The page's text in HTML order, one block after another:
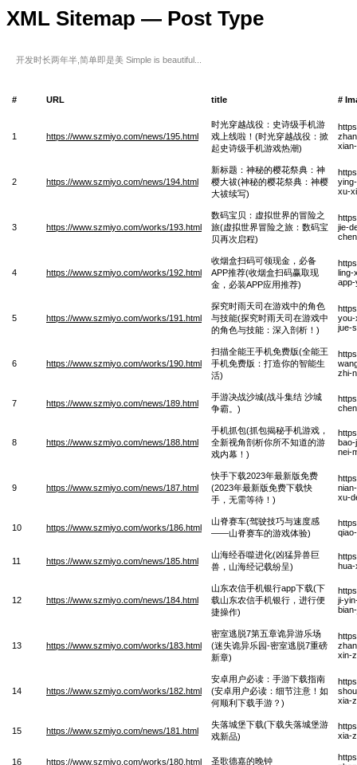
XML Sitemap — Post Type
开发时长两年半,简单即是美 Simple is beautiful...
# URL title #
1 https://www.szmiyo.com/news/195.html
时光穿越战役：史诗级手机游
戏上线啦！(时光穿越战役：掀
起史诗级手机游戏热潮)
2 https://www.szmiyo.com/news/194.html
新标题：神秘的樱花祭典：神
樱大祓(神秘的樱花祭典：神樱
大祓续写)
xu-
3 https://www.szmiyo.com/works/193.html
数码宝贝：虚拟世界的冒险之
旅(虚拟世界冒险之旅：数码宝
贝再次启程)
jie-
4 https://www.szmiyo.com/works/192.html
收烟盒扫码可领现金，必备
APP推荐(收烟盒扫码赢取现
金，必装APP应用推荐)
ling-
app-
5 https://www.szmiyo.com/works/191.html
探究时雨天司在游戏中的角色
与技能(探究时雨天司在游戏中
的角色与技能：深入剖析！)
you-
jue-
6 https://www.szmiyo.com/works/190.html
扫描全能王手机免费版(全能王
手机免费版：打造你的智能生
活)
zhi-
7 https://www.szmiyo.com/news/189.html
手游决战沙城(战斗集结 沙城
争霸。)
8 https://www.szmiyo.com/news/188.html
手机抓包(抓包揭秘手机游戏，
全新视角剖析你所不知道的游
戏内幕！)
nei-
9 https://www.szmiyo.com/news/187.html
快手下载2023年最新版免费
(2023年最新版免费下载快
手，无需等待！)
xu-
10 https://www.szmiyo.com/works/186.html
山脊赛车(驾驶技巧与速度感
——山脊赛车的游戏体验)
11 https://www.szmiyo.com/news/185.html
山海经吞噬进化(凶猛异兽巨
兽，山海经记载纷呈)
hua-
12 https://www.szmiyo.com/news/184.html
山东农信手机银行app下载(下
载山东农信手机银行，进行便
捷操作)
ji-
13 https://www.szmiyo.com/works/183.html
密室逃脱7第五章诡异游乐场
(迷失诡异乐园-密室逃脱7重磅
新章)
xin-
14 https://www.szmiyo.com/works/182.html
安卓用户必读：手游下载指南
(安卓用户必读：细节注意！如
何顺利下载手游？)
xia-
15 https://www.szmiyo.com/news/181.html
失落城堡下载(下载失落城堡游
戏新品)
xia-
16 https://www.szmiyo.com/works/180.html 圣歌德嘉的晚钟